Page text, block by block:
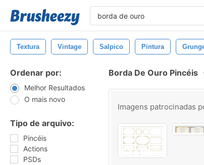
Textura Vintage Salpico Pintura
Ordenar por:
Melhor Resultados
O mais novo
Tipo de arquivo:
Pincéis
Actions
PSDs
Borda De Ouro Pincéis
Imagens patrocinadas